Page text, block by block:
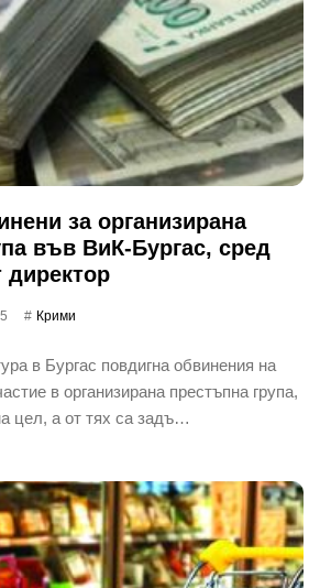
за организирана
във ВиК-Бургас, сред
Крими
в Бургас повдигна обвинения на
в организирана престъпна група,
цел, а от тях са задъ…